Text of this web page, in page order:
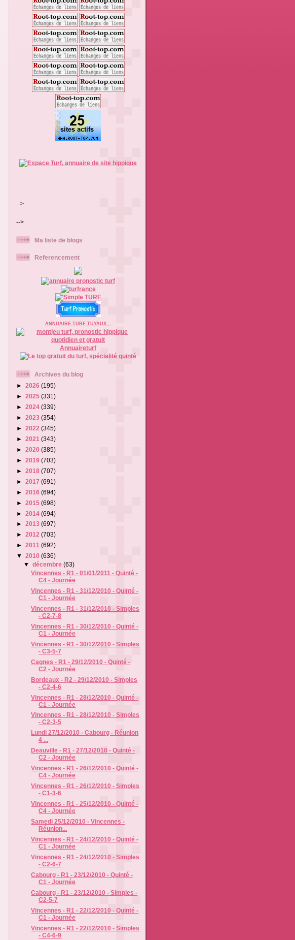
-->
-->
Ma liste de blogs
Referencement
ANNUAIRE TURF TUYAUX...
Annuaireturf
Archives du blog
► 2026 (195)
► 2025 (331)
► 2024 (339)
► 2023 (354)
► 2022 (345)
► 2021 (343)
► 2020 (385)
► 2019 (703)
► 2018 (707)
► 2017 (691)
► 2016 (694)
► 2015 (698)
► 2014 (694)
► 2013 (697)
► 2012 (703)
► 2011 (692)
▼ 2010 (636)
▼décembre(63)
Vincennes - R1 - 01/01/2011 - Quinté -
C4 - Journée
Vincennes - R1 - 31/12/2010 - Quinté -
C1 - Journée
Vincennes - R1 - 31/12/2010 - Simples
- C2-7-8
Vincennes - R1 - 30/12/2010 - Quinté -
C1 - Journée
Vincennes - R1 - 30/12/2010 - Simples
- C3-5-7
Cagnes - R1 - 29/12/2010 - Quinté -
C2 - Journée
Bordeaux - R2 - 29/12/2010 - Simples
- C2-4-6
Vincennes - R1 - 28/12/2010 - Quinté -
C1 - Journée
Vincennes - R1 - 28/12/2010 - Simples
- C2-3-5
Lundi 27/12/2010 - Cabourg - Réunion
4 ...
Deauville - R1 - 27/12/2010 - Quinté -
C2 - Journée
Vincennes - R1 - 26/12/2010 - Quinté -
C4 - Journée
Vincennes - R1 - 26/12/2010 - Simples
- C1-3-6
Vincennes - R1 - 25/12/2010 - Quinté -
C4 - Journée
Samedi 25/12/2010 - Vincennes -
Réunion...
Vincennes - R1 - 24/12/2010 - Quinté -
C1 - Journée
Vincennes - R1 - 24/12/2010 - Simples
- C2-6-7
Cabourg - R1 - 23/12/2010 - Quinté -
C1 - Journée
Cabourg - R1 - 23/12/2010 - Simples -
C2-5-7
Vincennes - R1 - 22/12/2010 - Quinté -
C1 - Journée
Vincennes - R1 - 22/12/2010 - Simples
- C4-6-9